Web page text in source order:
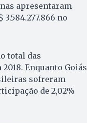
apresentaram
3.584.277.866 no
total das
Enquanto Goiás
sofreram
de 2,02%